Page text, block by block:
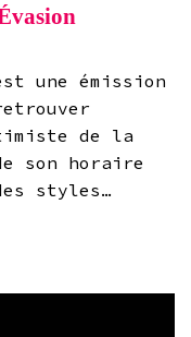
une émission
de la
son horaire
styles…